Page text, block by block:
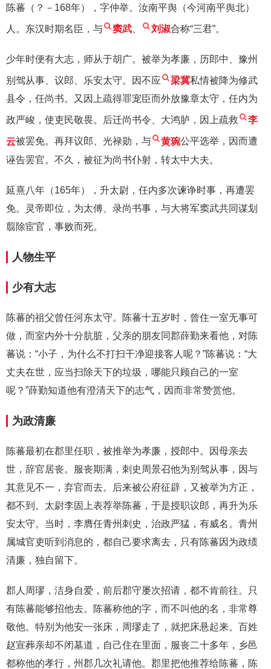
陈蕃（？－168年），字仲举。汝南平舆（今河南平舆北）
人。东汉时期名臣，与 窦武 刘淑合称“三君”。
少年时便有大志，师从于胡广。被举为孝廉，历郎中、豫州
别驾从事、议郎、乐安太守。因不应 梁冀私情被降为修武
县令，任尚书。又因上疏得罪宠臣而外放豫章太守，任内为
政严峻，使吏民敬畏。后迁尚书令、大鸿胪，因上疏救 李
云被罢免。再拜议郎、光禄勋，与 黄琬公平选举，因而遭
诬告罢官。不久，被征为尚书仆射，转太中大夫。
延熹八年（165年），升太尉，任内多次谏诤时事，再遭罢
免。灵帝即位，为太傅、录尚书事，与大将军窦武共同谋划
翦除宦官，事败而死。
人物生平
少有大志
陈蕃的祖父曾任河东太守。陈蕃十五岁时，曾住一室无事可
做，而室内外十分肮脏，父亲的朋友同郡薛勤来看他，对陈
蕃说：“小子，为什么不打扫干净迎接客人呢？”陈蕃说：“大
丈夫在世，应当扫除天下的垃圾，哪能只顾自己的一室
呢？”薛勤知道他有澄清天下的志气，因而非常赞赏他。
为政清廉
陈蕃最初在郡里任职，被推举为孝廉，授郎中。因母亲去
世，辞官居丧。服丧期满，刺史周景召他为别驾从事，因与
其意见不一，弃官而去。后来被公府征辟，又被举为方正，
都不到。太尉李固上表荐举陈蕃，于是授职议郎，再升为乐
安太守。当时，李膺任青州刺史，治政严猛，有威名。青州
属城官吏听到消息的，都自己要求离去，只有陈蕃因为政绩
清廉，独自留下。
郡人周璆，洁身自爱，前后郡守屡次招请，都不肯前往。只
有陈蕃能够招他去。陈蕃称他的字，而不叫他的名，非常尊
敬他。特别为他安一张床，周璆走了，就把床悬起来。百姓
赵宣葬亲却不闭墓道，自己住在里面，服丧二十多年，乡邑
都称他的孝行，州郡几次礼请他。郡里把他推荐给陈蕃，陈